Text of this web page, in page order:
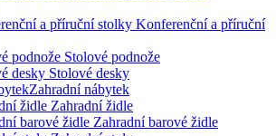
Konferenční a příruční
Stolové podnože
Stolové desky
Zahradní nábytek
Zahradní židle
Zahradní barové židle